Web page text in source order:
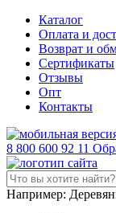
Каталог
Оплата и
Возврат и
Сертификаты
Отзывы
Опт
Контакты
8 800 600 92 11
Например: